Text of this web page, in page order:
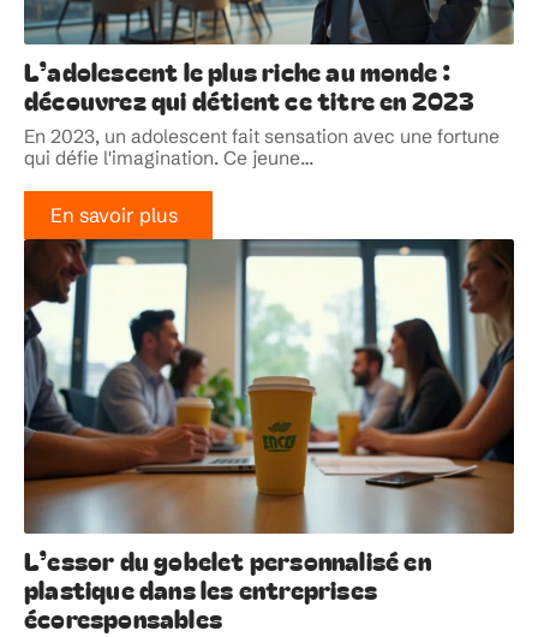
L’adolescent le plus riche au monde :
découvrez qui détient ce titre en 2023
En 2023, un adolescent fait sensation avec une fortune
qui défie l'imagination. Ce jeune…
En savoir plus
L’essor du gobelet personnalisé en
plastique dans les entreprises
écoresponsables